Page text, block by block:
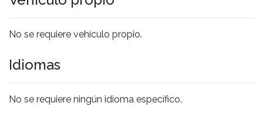
No se requiere vehículo propio.
Idiomas
No se requiere ningún idioma específico.